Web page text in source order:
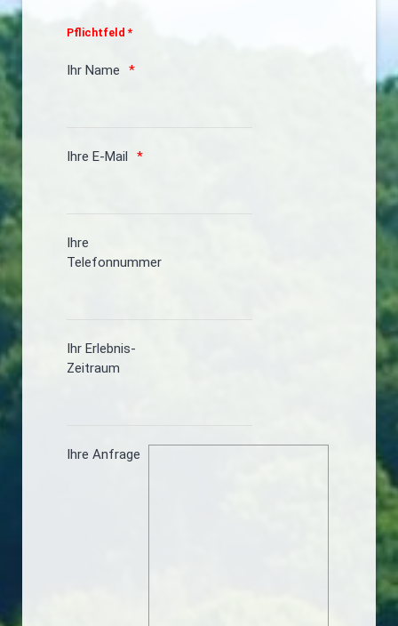
Pflichtfeld *
Ihr Name
Ihre E-Mail
Ihre
Telefonnummer
Ihr Erlebnis-
Zeitraum
Ihre Anfrage